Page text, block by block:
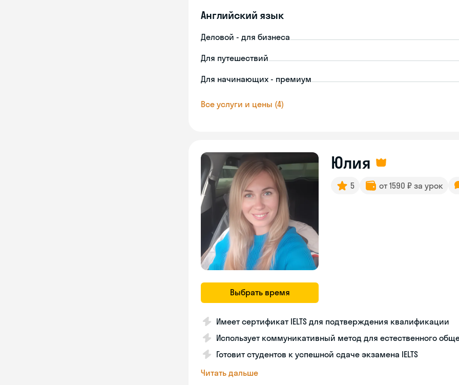
Английский язык
Деловой - для бизнеса
Для путешествий
Для начинающих - премиум
Все услуги и цены (4)
Выбрать время
Юлия
5 от 1590 ₽ за урок
Имеет сертификат IELTS для подтверждения квалификации
Использует коммуникативный метод для естественного
Готовит студентов к успешной сдаче экзамена IELTS
Читать дальше